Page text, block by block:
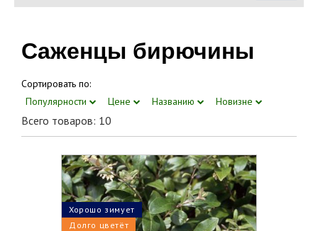
Саженцы бирючины
Сортировать по:
Популярности
Цене Названию Новизне
Всего товаров: 10
Долго цветёт
Хорошо зимует